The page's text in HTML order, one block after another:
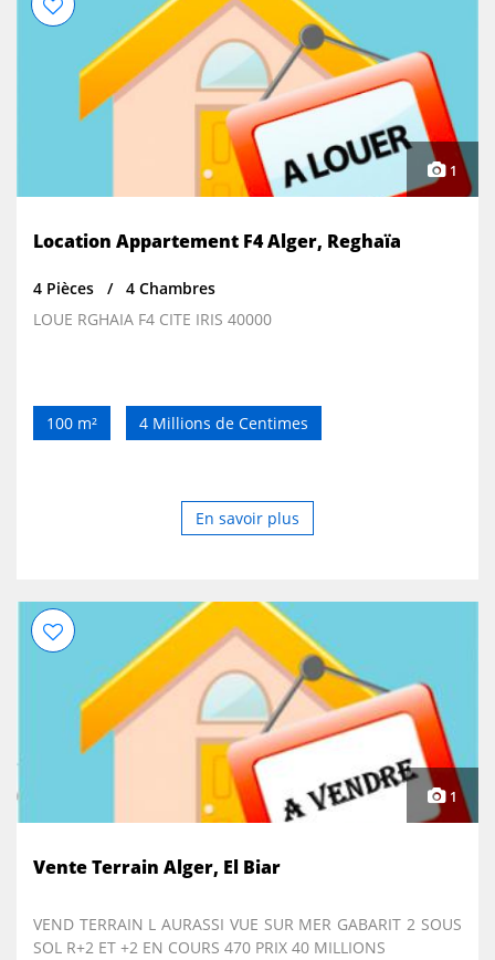
1
Location Appartement F4 Alger, Reghaïa
4 Pièces
4 Chambres
LOUE RGHAIA F4 CITE IRIS 40000
100 m² 4 Millions de Centimes
En savoir plus
1
Vente Terrain Alger, El Biar
VEND TERRAIN L AURASSI VUE SUR MER GABARIT 2 SOUS
SOL R+2 ET +2 EN COURS 470 PRIX 40 MILLIONS